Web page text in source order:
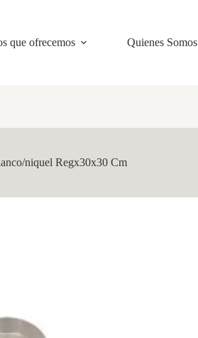
que ofrecemos Quienes Somos
niquel Regx30x30 Cm